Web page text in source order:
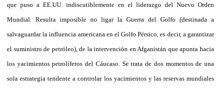
que puso a EE.UU. indiscutiblemente en el liderazgo del Nuevo Orden
Mundial. Resulta imposible no ligar la Guerra del Golfo (destinada a
salvaguardar la influencia americana en el Golfo Pérsico, es decir, a garantizar
el suministro de petróleo), de la intervención en Afganistán que apunta hacia
los yacimientos petrolíferos del Cáucaso. Se trata de dos momentos de una
sola estrategia tendente a controlar los yacimientos y las reservas mundiales